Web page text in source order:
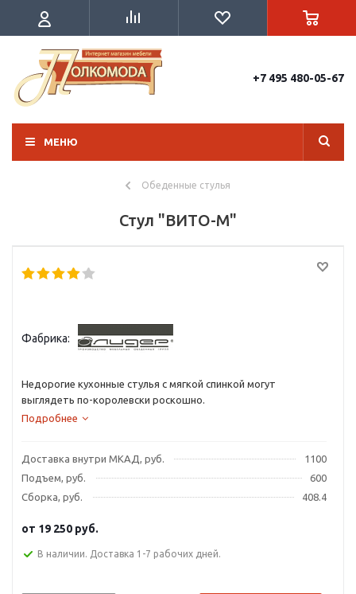
+7 495 480-05-67
МЕНЮ
Обеденные стулья
Стул "ВИТО-М"
Фабрика:
Недорогие кухонные стулья с мягкой спинкой могут
выглядеть по-королевски роскошно.
Подробнее
Доставка внутри МКАД, руб.
1100
Подъем, руб.
600
Сборка, руб.
408.4
от 19 250 руб.
В наличии. Доставка 1-7 рабочих дней.